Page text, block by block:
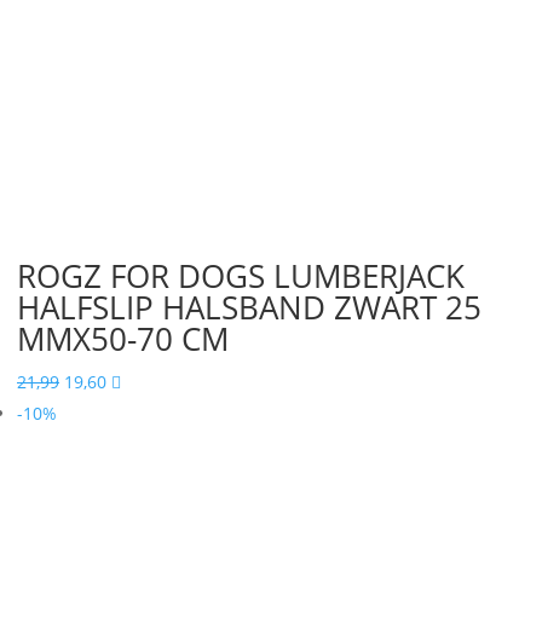
ROGZ FOR DOGS LUMBERJACK
HALFSLIP HALSBAND ZWART 25
MMX50-70 CM
21,99 Oorspronkelijke
19,60Huidige

-10%